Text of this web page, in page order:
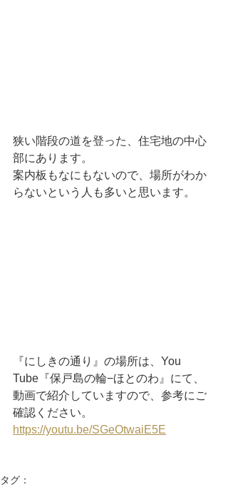
狭い階段の道を登った、住宅地の中心
部にあります。
案内板もなにもないので、場所がわか
らないという人も多いと思います。
『にしきの通り』の場所は、You
Tube『保戸島の輪−ほとのわ』にて、
動画で紹介していますので、参考にご
確認ください。
https://youtu.be/SGeOtwaiE5E
タグ：